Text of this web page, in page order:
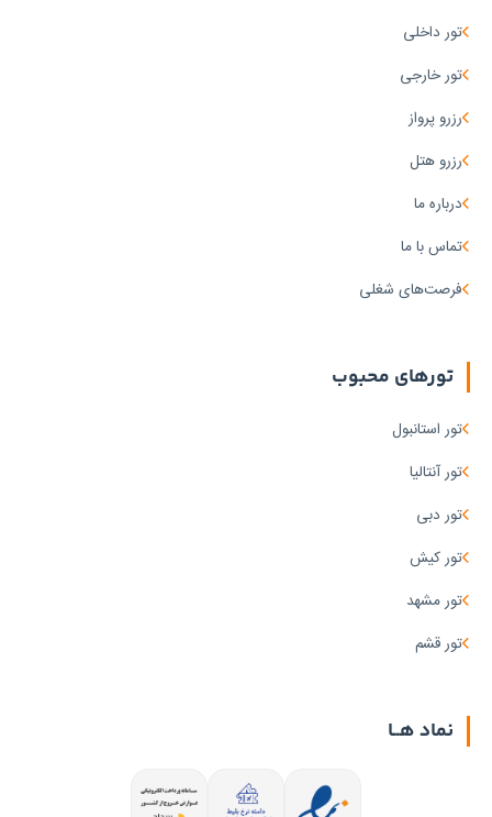
تور داخلی
تور خارجی
رزرو پرواز
رزرو هتل
درباره ما
تماس با ما
فرصت‌های شغلی
تورهای محبوب
تور استانبول
تور آنتالیا
تور دبی
تور کیش
تور مشهد
تور قشم
نماد هــا